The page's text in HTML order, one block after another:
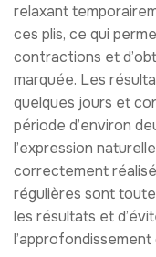
relaxant
ces plis, ce qui
contractions et
marquée. Les
quelques jours et
période d’environ
l’expression
correctement
régulières sont
les résultats et
l’approfondissement